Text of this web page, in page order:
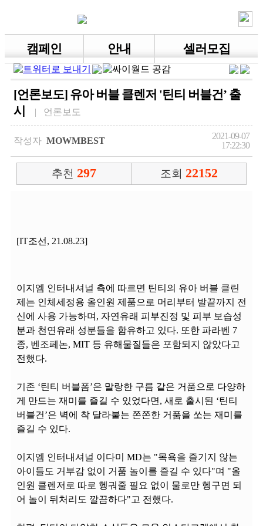
캠페인 안내 셀러모집
[언론보도] 유아 버블 클렌저 '틴티 버블건’ 출
시
| 언론보도
작성자 MOWMBEST
2021-09-07
17:22:30
추천 297 조회 22152
[IT조선, 21.08.23]
이지엠 인터내셔널 측에 따르면 틴티의 유아 버블 클린
제는 인체세정용 올인원 제품으로 머리부터 발끝까지 전
신에 사용 가능하며, 자연유래 피부진정 및 피부 보습성
분과 천연유래 성분들을 함유하고 있다. 또한 파라벤 7
종, 벤조페논, MIT 등 유해물질들은 포함되지 않았다고
전했다.
기존 ‘틴티 버블폼’은 말랑한 구름 같은 거품으로 다양하
게 만드는 재미를 즐길 수 있었다면, 새로 출시된 ‘틴티
버블건’은 벽에 착 달라붙는 쫀쫀한 거품을 쏘는 재미를
즐길 수 있다.
이지엠 인터내셔널 이다미 MD는 "목욕을 즐기지 않는
아이들도 거부감 없이 거품 놀이를 즐길 수 있다"며 "올
인원 클렌저로 따로 헹궈줄 필요 없이 물로만 헹구면 되
어 놀이 뒤처리도 깔끔하다"고 전했다.